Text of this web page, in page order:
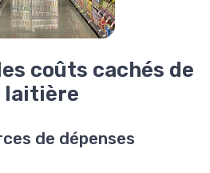
coûts cachés de
laitière
de dépenses